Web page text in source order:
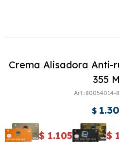
Crema Alisadora Anti-
355
80054014-
$
$ 1.105 $